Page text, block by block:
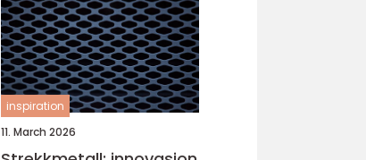
inspiration
11. March 2026